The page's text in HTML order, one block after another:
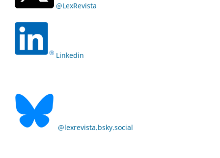
@LexRevista
Linkedin
@lexrevista.bsky.social